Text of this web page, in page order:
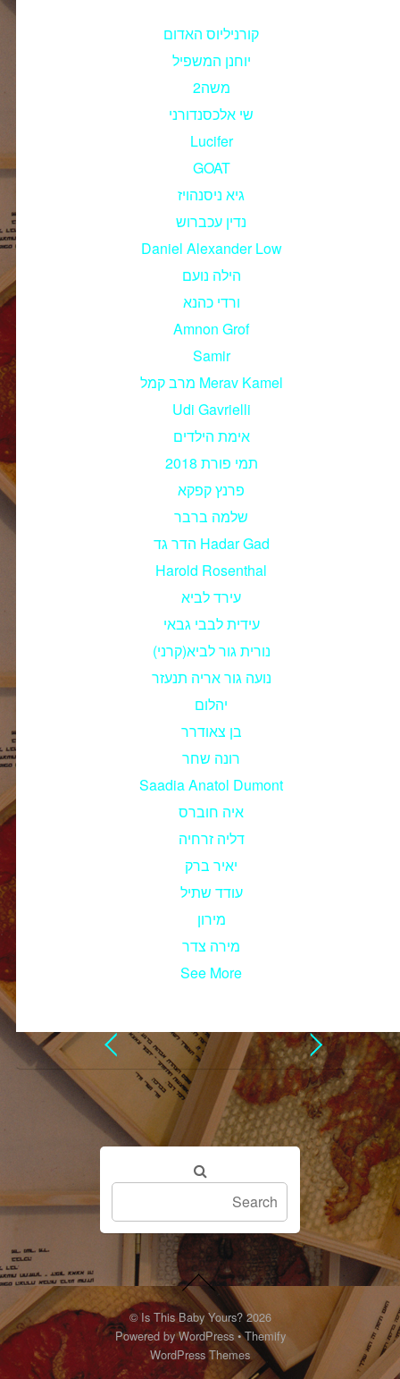
קורניליוס האדום
יוחנן המשפיל
משה2
שי אלכסנדורני
Lucifer
GOAT
גיא ניסנהויז
נדין עכברוש
Daniel Alexander Low
הילה נועם
ורדי כהנא
Amnon Grof
Samir
מרב קמל Merav Kamel
Udi Gavrielli
אימת הילדים
תמי פורת 2018
פרנץ קפקא
שלמה ברבר
הדר גד Hadar Gad
Harold Rosenthal
עירד לביא
עידית לבבי גבאי
נורית גור לביא(קרני)
נועה גור אריה תנעזר
יהלום
בן צאודרר
רונה שחר
Saadia Anatol Dumont
איה חוברס
דליה זרחיה
יאיר ברק
עודד שתיל
מירון
מירה צדר
See More
©Is This Baby Yours?2026
Powered byWordPress•Themify
WordPress Themes